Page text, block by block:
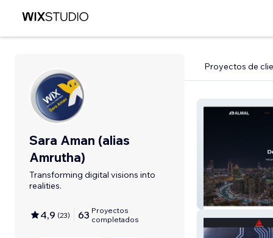
Sara Aman (alias
Amrutha)
Transforming digital visions into
realities.
4,9 (23) 63 Proyectos
completados
Proyectos de
Almal Group